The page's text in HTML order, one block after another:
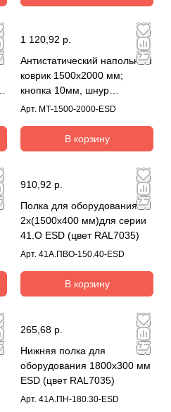
1 120,92 р.
Антистатический напольный
коврик 1500x2000 мм;
кнопка 10мм, шнур
заземления
Арт. МТ-1500-2000-ESD
В корзину
910,92 р.
Полка для оборудования
2х(1500х400 мм)для серии
41.О ESD (цвет RAL7035)
Арт. 41А.ПВО-150.40-ESD
В корзину
265,68 р.
Нижняя полка для
оборудования 1800х300 мм
ESD (цвет RAL7035)
Арт. 41А.ПН-180.30-ESD